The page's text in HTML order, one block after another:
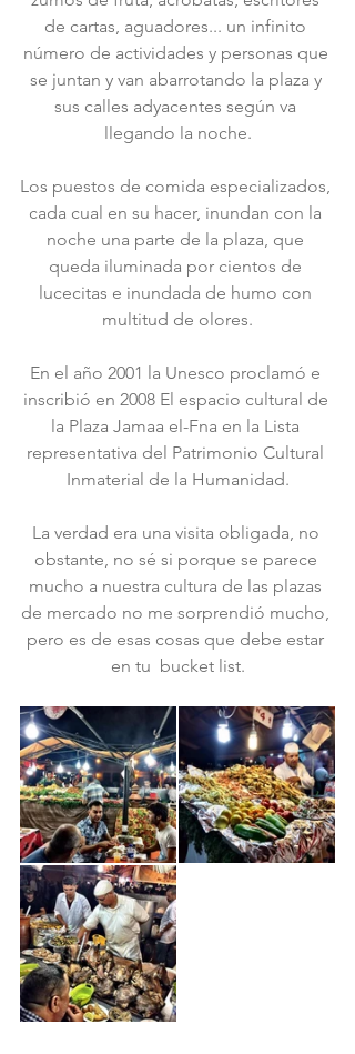
de cartas, aguadores... un infinito
número de actividades y personas que
se juntan y van abarrotando la plaza y
sus calles adyacentes según va
llegando la noche.
Los puestos de comida especializados,
cada cual en su hacer, inundan con la
noche una parte de la plaza, que
queda iluminada por cientos de
lucecitas e inundada de humo con
multitud de olores.
En el año 2001 la Unesco proclamó e
inscribió en 2008 El espacio cultural de
la Plaza Jamaa el-Fna en la Lista
representativa del Patrimonio Cultural
Inmaterial de la Humanidad.
La verdad era una visita obligada, no
obstante, no sé si porque se parece
mucho a nuestra cultura de las plazas
de mercado no me sorprendió mucho,
pero es de esas cosas que debe estar
en tu  bucket list.